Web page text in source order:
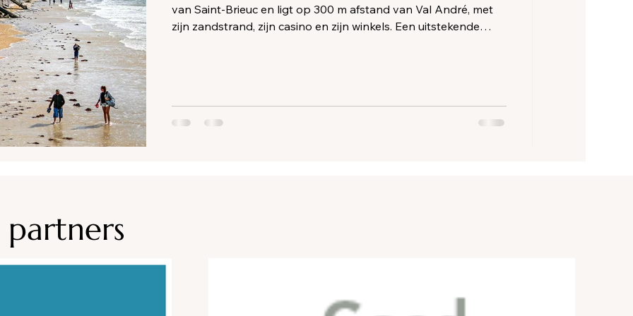
van Saint-Brieuc en ligt op 300 m afstand van Val André, met
zijn zandstrand, zijn casino en zijn winkels. Een uitstekende